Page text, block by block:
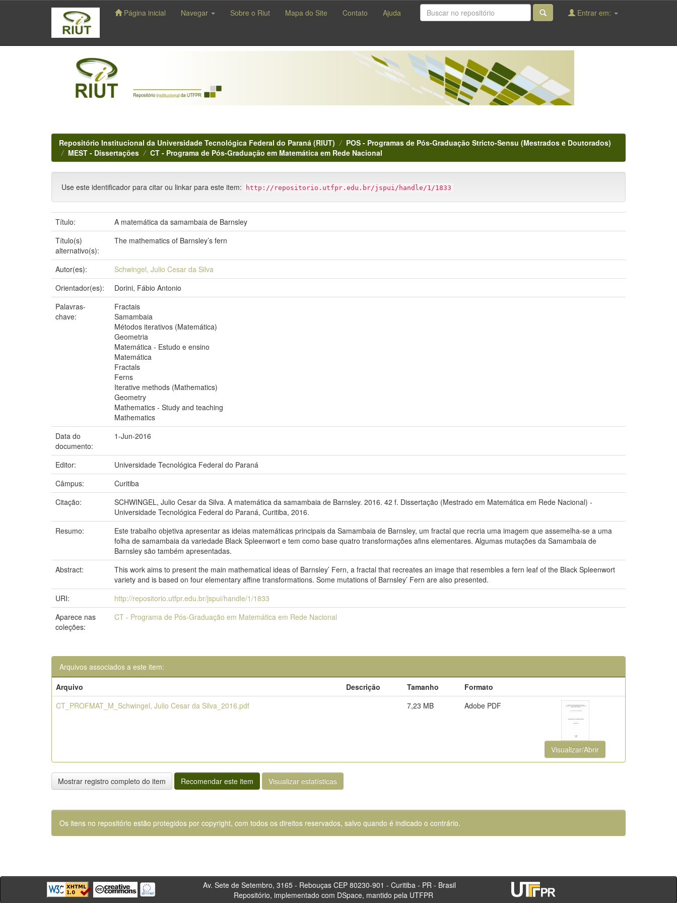
navigation
Página inicial Navegar Sobre o Riut Mapa do Site Contato Ajuda Entrar em:
Repositório Institucional da Universidade Tecnológica Federal do Paraná (RIUT)
POS - Programas de Pós-Graduação Stricto-Sensu (Mestrados e Doutorados)
MEST - Dissertações
CT - Programa de Pós-Graduação em Matemática em Rede Nacional
Use este identificador para citar ou linkar para este item: http://repositorio.utfpr.edu.br/jspui/handle/1/1833
Título:
A matemática da samambaia de Barnsley
Título(s)
alternativo(s):
The mathematics of Barnsley’s fern
Autor(es):
Schwingel, Julio Cesar da Silva
Orientador(es):
Dorini, Fábio Antonio
Palavras-
chave:
Fractais
Samambaia
Métodos iterativos (Matemática)
Geometria
Matemática - Estudo e ensino
Matemática
Fractals
Ferns
Iterative methods (Mathematics)
Geometry
Mathematics - Study and teaching
Mathematics
Data do
documento:
1-Jun-2016
Editor:
Universidade Tecnológica Federal do Paraná
Câmpus:
Curitiba
Citação:
SCHWINGEL, Julio Cesar da Silva. A matemática da samambaia de Barnsley. 2016. 42 f. Dissertação (Mestrado em Matemática em Rede Nacional) -
Universidade Tecnológica Federal do Paraná, Curitiba, 2016.
Resumo:
Este trabalho objetiva apresentar as ideias matemáticas principais da Samambaia de Barnsley, um fractal que recria uma imagem que assemelha-se a uma
folha de samambaia da variedade Black Spleenwort e tem como base quatro transformações afins elementares. Algumas mutações da Samambaia de
Barnsley são também apresentadas.
Abstract:
This work aims to present the main mathematical ideas of Barnsley’ Fern, a fractal that recreates an image that resembles a fern leaf of the Black Spleenwort
variety and is based on four elementary affine transformations. Some mutations of Barnsley’ Fern are also presented.
URI:
http://repositorio.utfpr.edu.br/jspui/handle/1/1833
Aparece nas
coleções:
CT - Programa de Pós-Graduação em Matemática em Rede Nacional
Arquivos associados a este item:
Arquivo
Descrição Tamanho
Formato
CT_PROFMAT_M_Schwingel, Julio Cesar da Silva_2016.pdf
7,23 MB Adobe PDF
Visualizar/Abrir
Mostrar registro completo do item Recomendar este item Visualizar estatísticas
Os itens no repositório estão protegidos por copyright, com todos os direitos reservados, salvo quando é indicado o contrário.
Av. Sete de Setembro, 3165 - Rebouças CEP 80230-901 - Curitiba - PR - Brasil
Repositório, implementado com DSpace, mantido pela UTFPR